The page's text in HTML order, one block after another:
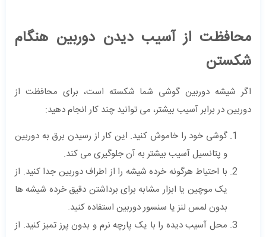
محافظت از آسیب دیدن دوربین هنگام
شکستن
اگر شیشه دوربین گوشی شما شکسته است، برای محافظت از
دوربین در برابر آسیب بیشتر، می توانید چند کار انجام دهید:
گوشی خود را خاموش کنید. این کار از رسیدن برق به دوربین
و پتانسیل آسیب بیشتر به آن جلوگیری می کند.
با احتیاط هرگونه خرده شیشه را از اطراف دوربین جدا کنید. از
یک موچین یا ابزار مشابه برای برداشتن دقیق خرده شیشه ها
بدون لمس لنز یا سنسور دوربین استفاده کنید.
محل آسیب دیده را با یک پارچه نرم و بدون پرز تمیز کنید. از